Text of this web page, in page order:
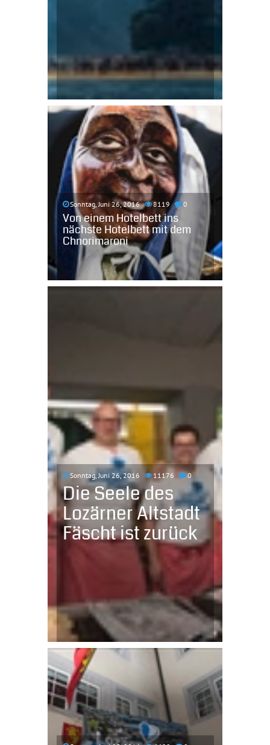
Sonntag, Juni 26, 2016 8119 0
Von einem Hotelbett ins
nächste Hotelbett mit dem
Chnorimaroni
Sonntag, Juni 26, 2016 11176 0
Die Seele des
Lozärner Altstadt
Fäscht ist zurück